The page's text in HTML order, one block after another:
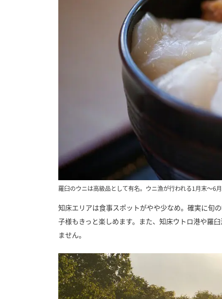
羅臼のウニは高級品として有名。ウニ漁が行われる1月末〜6
知床エリアは食事スポットがやや少なめ。確実に旬
子様もきっと楽しめます。また、知床ウトロ港や羅
ません。